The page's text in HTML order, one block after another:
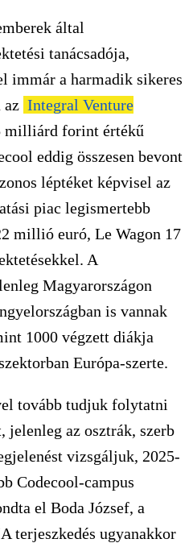
által
tanácsadója,
immár a harmadik sikeres
az Integral Venture
milliárd forint értékű
eddig összesen bevont
léptéket képvisel az
piac legismertebb
millió euró, Le Wagon 17
A
Magyarországon
is vannak
1000 végzett diákja
Európa-szerte.
tovább tudjuk folytatni
jelenleg az osztrák, szerb
vizsgáljuk, 2025-
Codecool-campus
el Boda József, a
terjeszkedés ugyanakkor